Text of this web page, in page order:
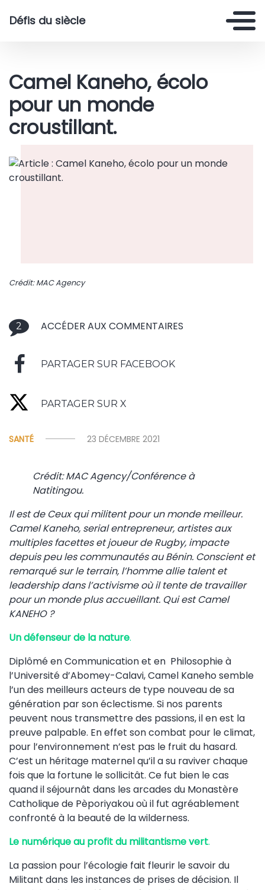
Défis du siècle
Camel Kaneho, écolo
pour un monde
croustillant.
Crédit: MAC Agency
2 ACCÉDER AUX COMMENTAIRES
PARTAGER SUR FACEBOOK
PARTAGER SUR X
SANTÉ 23 DÉCEMBRE 2021
Crédit: MAC Agency/Conférence à
Natitingou.
Il est de Ceux qui militent pour un monde meilleur.
Camel Kaneho, serial entrepreneur, artistes aux
multiples facettes et joueur de Rugby, impacte
depuis peu les communautés au Bénin. Conscient et
remarqué sur le terrain, l’homme allie talent et
leadership dans l’activisme où il tente de travailler
pour un monde plus accueillant. Qui est Camel
KANEHO ?
Un défenseur de la nature.
Diplômé en Communication et en Philosophie à
l’Université d’Abomey-Calavi, Camel Kaneho semble
l’un des meilleurs acteurs de type nouveau de sa
génération par son éclectisme. Si nos parents
peuvent nous transmettre des passions, il en est la
preuve palpable. En effet son combat pour le climat,
pour l’environnement n’est pas le fruit du hasard.
C’est un héritage maternel qu’il a su raviver chaque
fois que la fortune le sollicitât. Ce fut bien le cas
quand il séjournât dans les arcades du Monastère
Catholique de Pèporiyakou où il fut agréablement
confronté à la beauté de la wilderness.
Le numérique au profit du militantisme vert.
La passion pour l’écologie fait fleurir le savoir du
Militant dans les instances de prises de décision. Il